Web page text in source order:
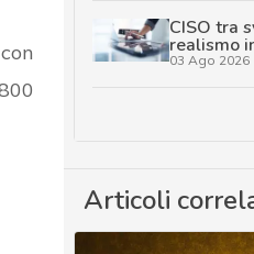
CISO tra
realismo
03 Ago 2026
Articoli